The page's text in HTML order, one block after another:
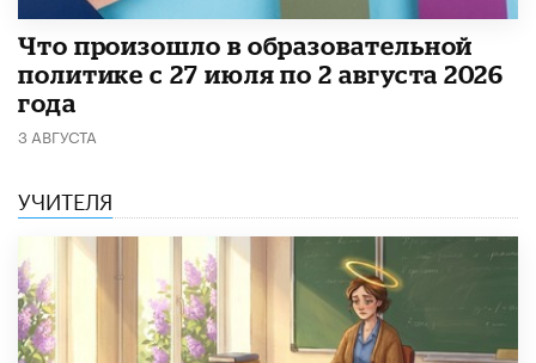
​Что произошло в образовательной
политике с 27 июля по 2 августа 2026
года
3 АВГУСТА
УЧИТЕЛЯ